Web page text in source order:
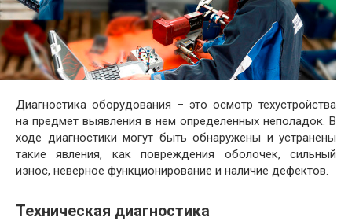
Диагностика оборудования – это осмотр техустройства
на предмет выявления в нем определенных неполадок. В
ходе диагностики могут быть обнаружены и устранены
такие явления, как повреждения оболочек, сильный
износ, неверное функционирование и наличие дефектов.
Техническая диагностика